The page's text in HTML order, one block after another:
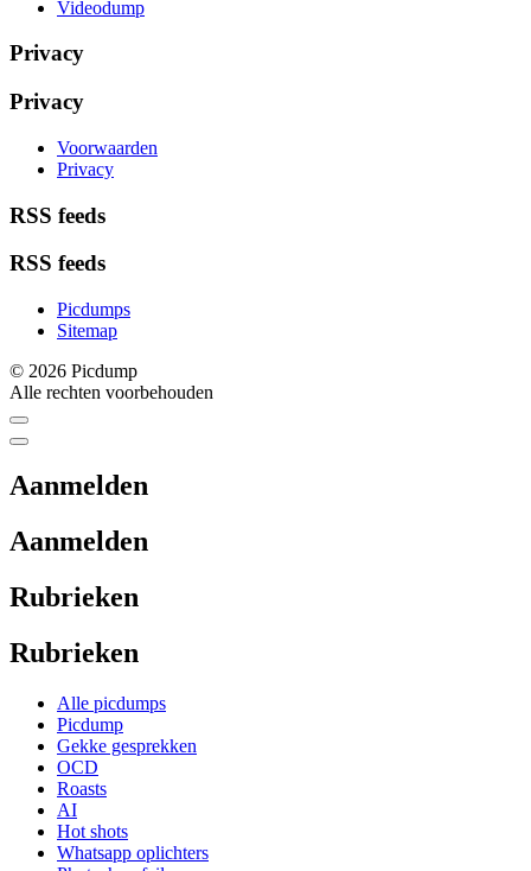
Videodump
Privacy
Privacy
Voorwaarden
Privacy
RSS feeds
RSS feeds
Picdumps
Sitemap
© 2026 Picdump
Alle rechten voorbehouden
Aanmelden
Aanmelden
Rubrieken
Rubrieken
Alle picdumps
Picdump
Gekke gesprekken
OCD
Roasts
AI
Hot shots
Whatsapp oplichters